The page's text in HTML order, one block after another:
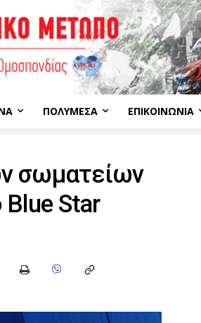
ΠΟΛΥΜΈΣΑ ΕΠΙΚΟΙΝΩΝΊΑ
σωματείων
Blue Star